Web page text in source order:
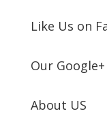
Like Us on
Our Google+
About US